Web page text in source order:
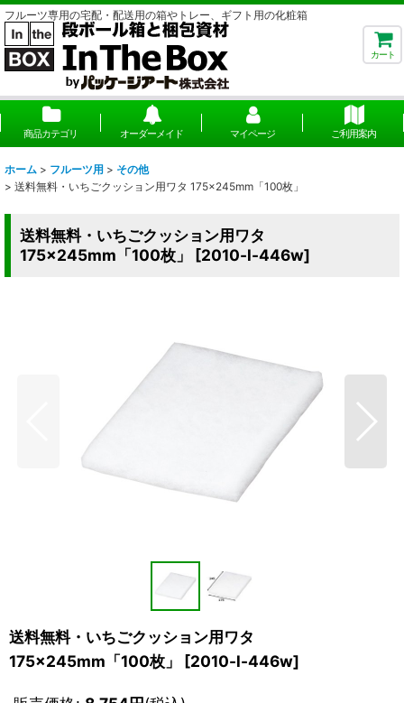
フルーツ専用の宅配・配送用の箱やトレー、ギフト用の化粧箱
カート
商品カテゴリ オーダーメイド マイページ ご利用案内
ホーム > フルーツ用 > その他
> 送料無料・いちごクッション用ワタ 175×245mm「100枚」
送料無料・いちごクッション用ワタ
175×245mm「100枚」
[2010-l-446w]
送料無料・いちごクッション用ワタ
175×245mm「100枚」
[2010-l-446w]